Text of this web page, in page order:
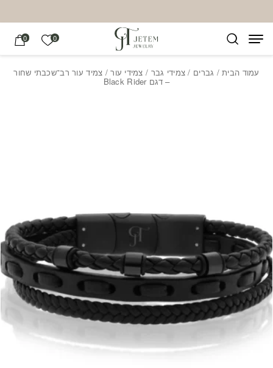
0 הרשימה
0
עמוד הבית/ גברים / צמידי גבר / צמידי עור/ צמיד עור רב־שכבתי שחור
– דגם Black Rider